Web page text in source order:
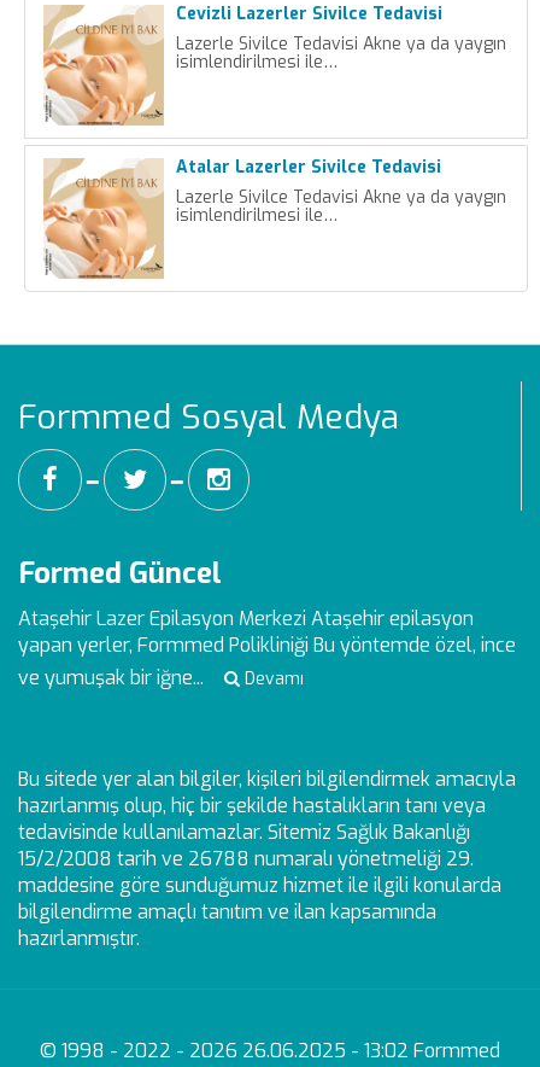
Cevizli Lazerler Sivilce Tedavisi
Lazerle Sivilce Tedavisi Akne ya da yaygın
isimlendirilmesi ile…
Atalar Lazerler Sivilce Tedavisi
Lazerle Sivilce Tedavisi Akne ya da yaygın
isimlendirilmesi ile…
Formmed Sosyal Medya
━ ━
Formed Güncel
Ataşehir Lazer Epilasyon Merkezi Ataşehir epilasyon
yapan yerler, Formmed Polikliniği Bu yöntemde özel, ince
ve yumuşak bir iğne...
Devamı
Bu sitede yer alan bilgiler, kişileri bilgilendirmek amacıyla
hazırlanmış olup, hiç bir şekilde hastalıkların tanı veya
tedavisinde kullanılamazlar. Sitemiz Sağlık Bakanlığı
15/2/2008 tarih ve 26788 numaralı yönetmeliği 29.
maddesine göre sunduğumuz hizmet ile ilgili konularda
bilgilendirme amaçlı tanıtım ve ilan kapsamında
hazırlanmıştır.
© 1998 - 2022 - 2026 26.06.2025 - 13:02 Formmed